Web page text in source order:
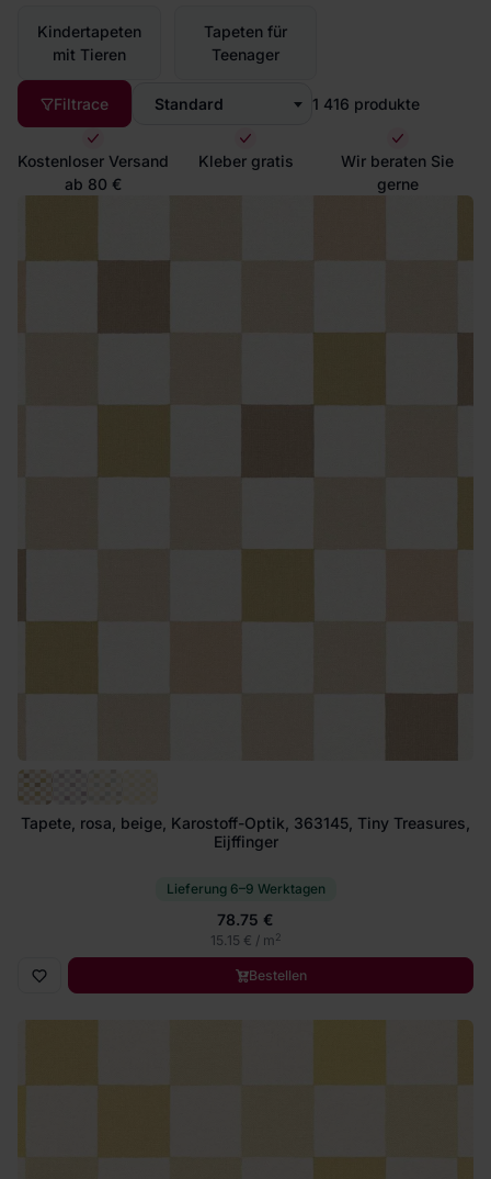
Kindertapeten
mit Tieren
Tapeten für
Teenager
Filtrace Standard 1 416 produkte
Kostenloser Versand
ab 80 €
Kleber gratis
Wir beraten Sie
gerne
Tapete, rosa, beige, Karostoff-Optik, 363145, Tiny Treasures,
Eijffinger
Lieferung 6–9 Werktagen
78.75 €
15.15 € / m2
Bestellen